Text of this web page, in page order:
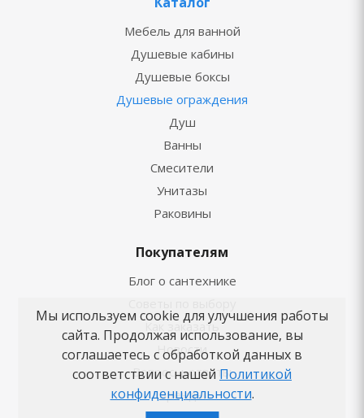
Мебель для ванной
Душевые кабины
Душевые боксы
Душевые ограждения
Душ
Ванны
Смесители
Унитазы
Раковины
Покупателям
Блог о сантехнике
Как заказать
Новости
Вопросы-ответы
Бренды
Мы используем cookie для улучшения работы
сайта. Продолжая использование, вы
соглашаетесь с обработкой данных в
соответствии с нашей Политикой
конфиденциальности.